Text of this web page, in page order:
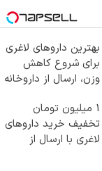
بهترین داروهای لاغری
برای شروع کاهش
وزن، ارسال از داروخانه
1 میلیون تومان
تخفیف خرید داروهای
لاغری با ارسال از